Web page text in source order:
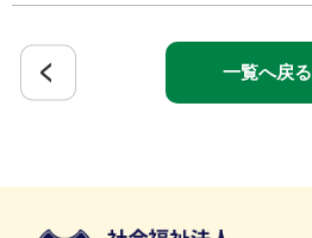
一覧へ戻る